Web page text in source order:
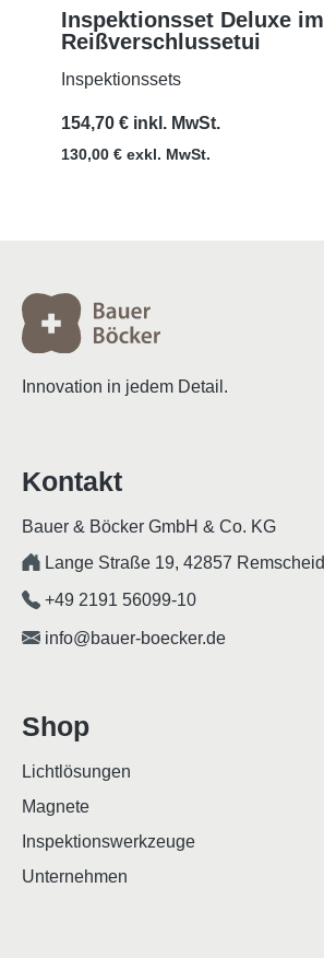
MEHR
Inspektionsset Deluxe im
Reißverschlussetui
Inspektionssets
154,70 € inkl. MwSt.
130,00 € exkl. MwSt.
Innovation in jedem Detail.
Kontakt
Bauer & Böcker GmbH & Co. KG
Lange Straße 19, 42857 Remscheid
+49 2191 56099-10
info@bauer-boecker.de
Shop
Lichtlösungen
Magnete
Inspektionswerkzeuge
Unternehmen